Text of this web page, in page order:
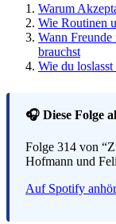
Warum
Wie Routinen
Wann
brauchst
Wie du
🎧 Diese Folge
Folge 314 von
Hofmann und
Auf Spotify